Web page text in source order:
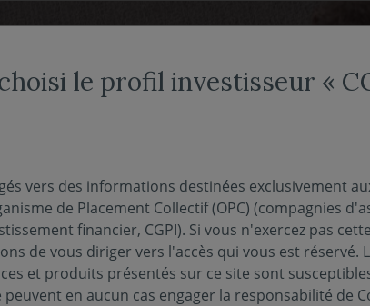
le profil investisseur «
vers des informations destinées exclusivement
de Placement Collectif (OPC) (compagnies
financier, CGPI). Si vous n'exercez pas
de vous diriger vers l'accès qui vous est réservé.
et produits présentés sur ce site sont
en aucun cas engager la responsabilité de